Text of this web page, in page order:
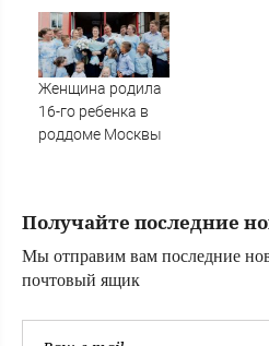
своей бывшей
свекрови
Женщина родила
16-го ребенка в
роддоме Москвы
Получайте последние
Мы отправим вам последние
почтовый ящик